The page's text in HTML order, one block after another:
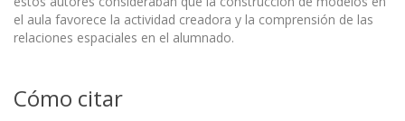
el aula favorece la actividad creadora y la comprensión de las
relaciones espaciales en el alumnado.
Cómo citar